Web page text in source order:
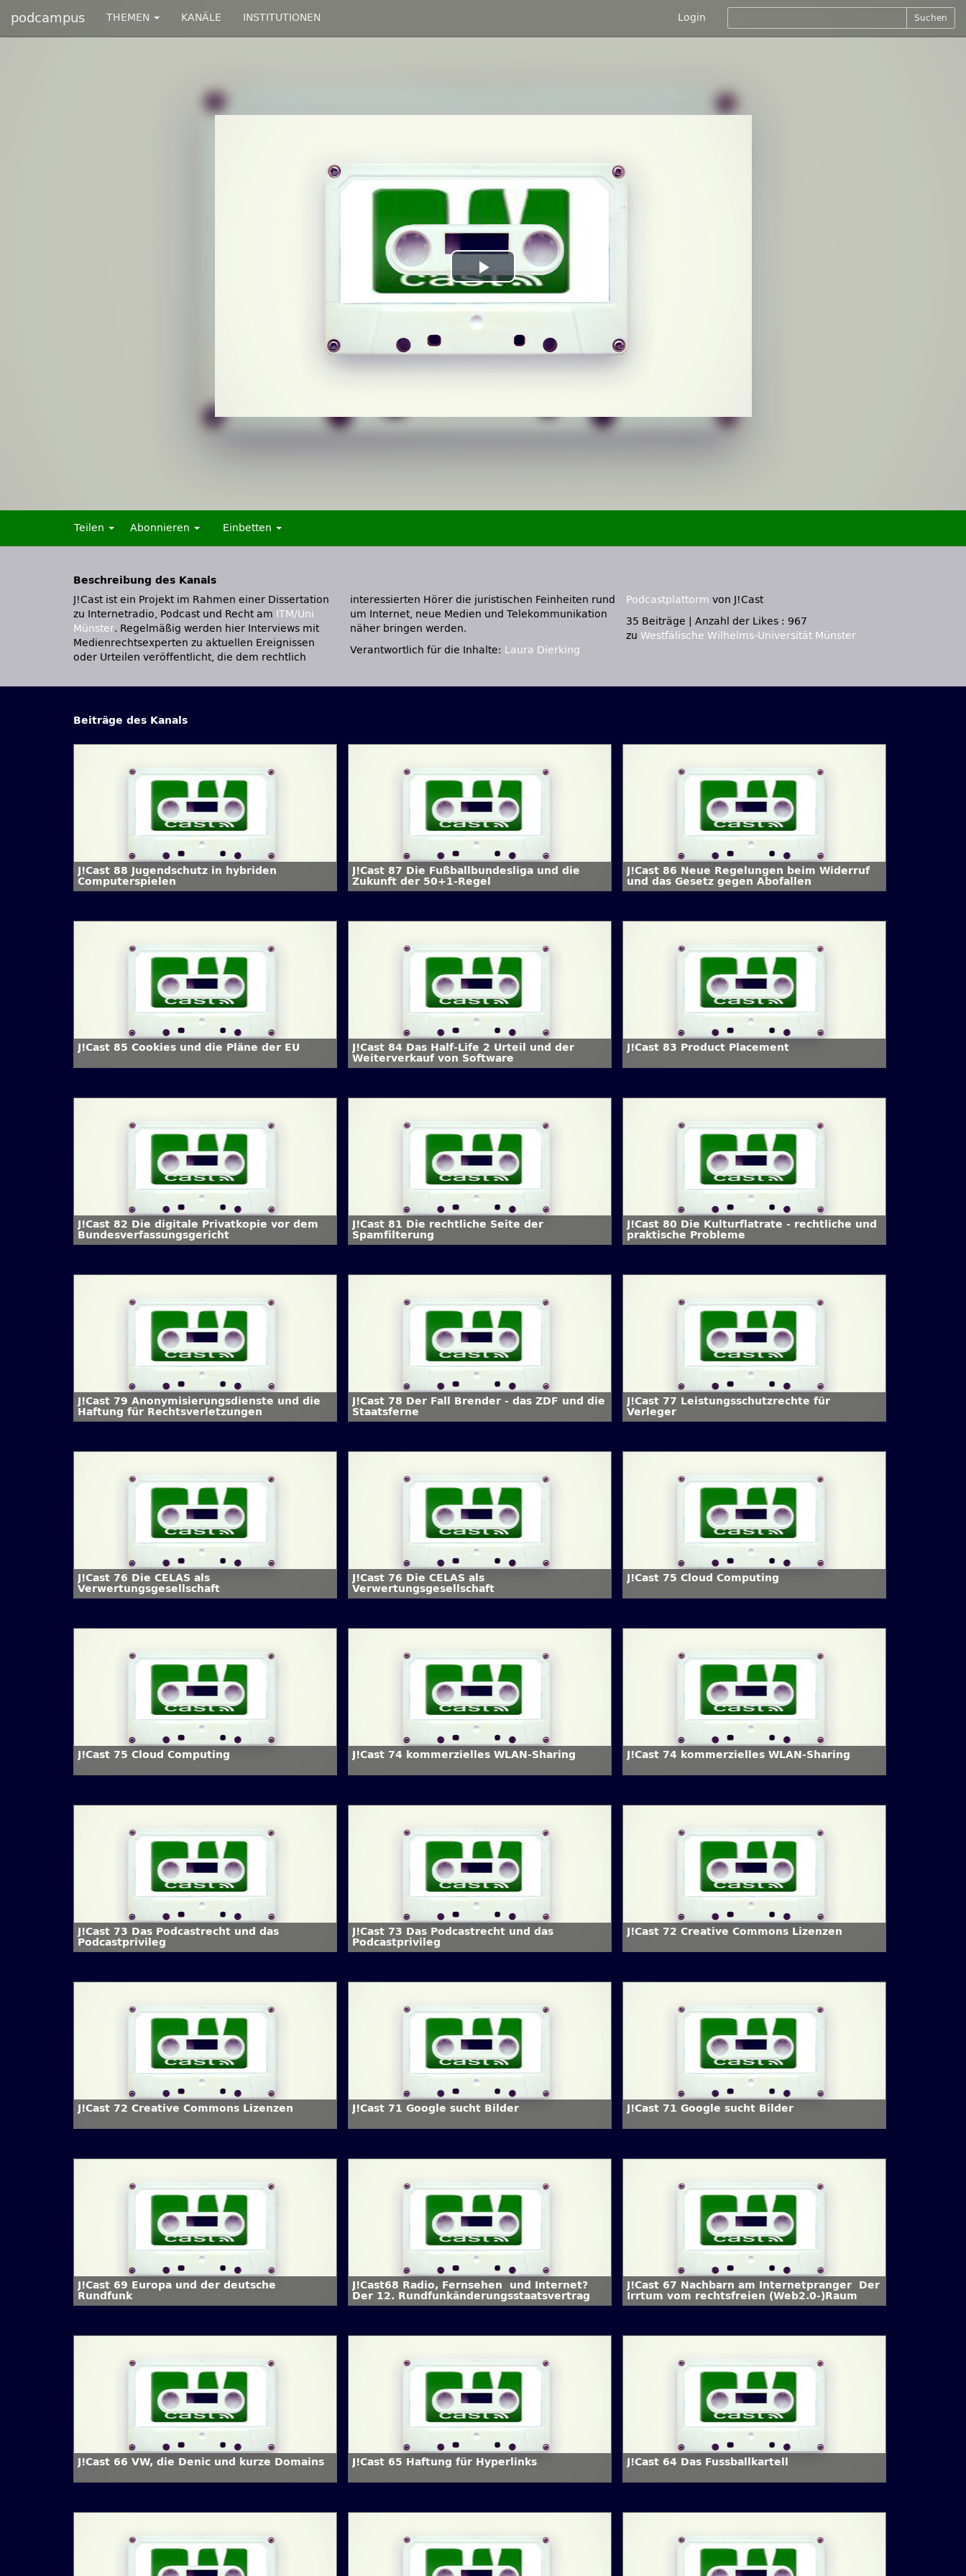
podcampus THEMEN KANÄLE INSTITUTIONEN Login Suchen
Play
Video
Teilen Abonnieren Einbetten
Beschreibung des Kanals
J!Cast ist ein Projekt im Rahmen einer Dissertation
zu Internetradio, Podcast und Recht am ITM/Uni
Münster. Regelmäßig werden hier Interviews mit
Medienrechtsexperten zu aktuellen Ereignissen
oder Urteilen veröffentlicht, die dem rechtlich
interessierten Hörer die juristischen Feinheiten rund
um Internet, neue Medien und Telekommunikation
näher bringen werden.
Verantwortlich für die Inhalte: Laura Dierking
Podcastplattorm von J!Cast
35 Beiträge
Anzahl der Likes : 967
zuWestfälische Wilhelms-Universität Münster
Beiträge des Kanals
J!Cast 88 Jugendschutz in hybriden
Computerspielen
J!Cast 87 Die Fußballbundesliga und die
Zukunft der 50+1-Regel
J!Cast 86 Neue Regelungen beim Widerruf
und das Gesetz gegen Abofallen
J!Cast 85 Cookies und die Pläne der EU
J!Cast 84 Das Half-Life 2 Urteil und der
Weiterverkauf von Software
J!Cast 83 Product Placement
J!Cast 82 Die digitale Privatkopie vor dem
Bundesverfassungsgericht
J!Cast 81 Die rechtliche Seite der
Spamfilterung
J!Cast 80 Die Kulturflatrate - rechtliche und
praktische Probleme
J!Cast 79 Anonymisierungsdienste und die
Haftung für Rechtsverletzungen
J!Cast 78 Der Fall Brender - das ZDF und die
Staatsferne
J!Cast 77 Leistungsschutzrechte für
Verleger
J!Cast 76 Die CELAS als
Verwertungsgesellschaft
J!Cast 76 Die CELAS als
Verwertungsgesellschaft
J!Cast 75 Cloud Computing
J!Cast 75 Cloud Computing J!Cast 74 kommerzielles WLAN-Sharing J!Cast 74 kommerzielles WLAN-Sharing
J!Cast 73 Das Podcastrecht und das
Podcastprivileg
J!Cast 73 Das Podcastrecht und das
Podcastprivileg
J!Cast 72 Creative Commons Lizenzen
J!Cast 72 Creative Commons Lizenzen J!Cast 71 Google sucht Bilder J!Cast 71 Google sucht Bilder
J!Cast 69 Europa und der deutsche
Rundfunk
J!Cast68 Radio, Fernsehen  und Internet?
Der 12. Rundfunkänderungsstaatsvertrag
J!Cast 67 Nachbarn am Internetpranger  Der
Irrtum vom rechtsfreien (Web2.0-)Raum
J!Cast 66 VW, die Denic und kurze Domains J!Cast 65 Haftung für Hyperlinks J!Cast 64 Das Fussballkartell